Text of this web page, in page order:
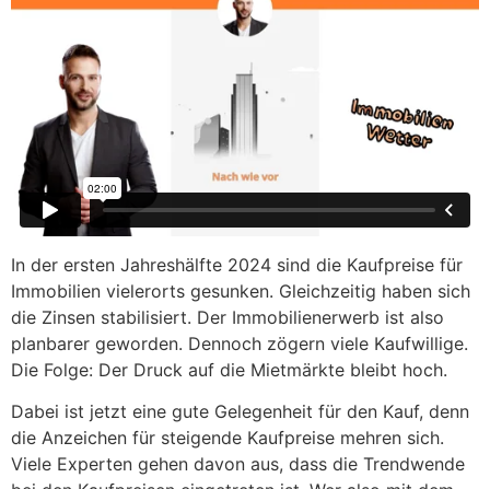
In der ersten Jahreshälfte 2024 sind die Kaufpreise für
Immobilien vielerorts gesunken. Gleichzeitig haben sich
die Zinsen stabilisiert. Der Immobilienerwerb ist also
planbarer geworden. Dennoch zögern viele Kaufwillige.
Die Folge: Der Druck auf die Mietmärkte bleibt hoch.
Dabei ist jetzt eine gute Gelegenheit für den Kauf, denn
die Anzeichen für steigende Kaufpreise mehren sich.
Viele Experten gehen davon aus, dass die Trendwende